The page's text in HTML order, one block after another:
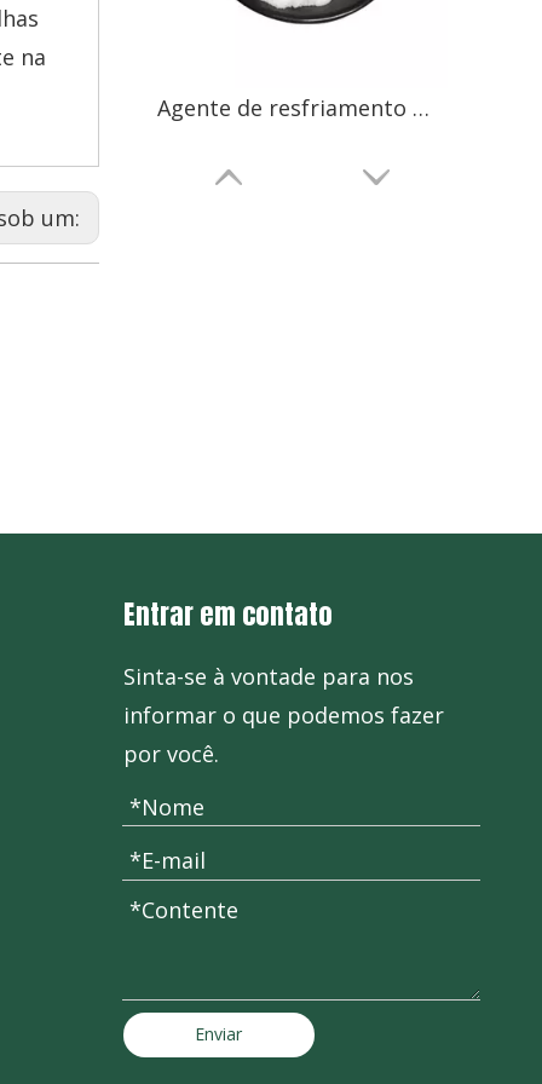
na
um:
Agente de resfriamento WS-5
Entrar em contato
Sinta-se à vontade para nos
informar o que podemos fazer
por você.
Enviar